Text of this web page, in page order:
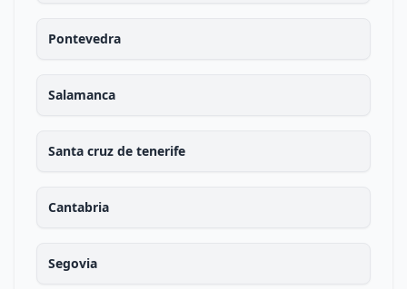
Pontevedra
Salamanca
Santa cruz de tenerife
Cantabria
Segovia